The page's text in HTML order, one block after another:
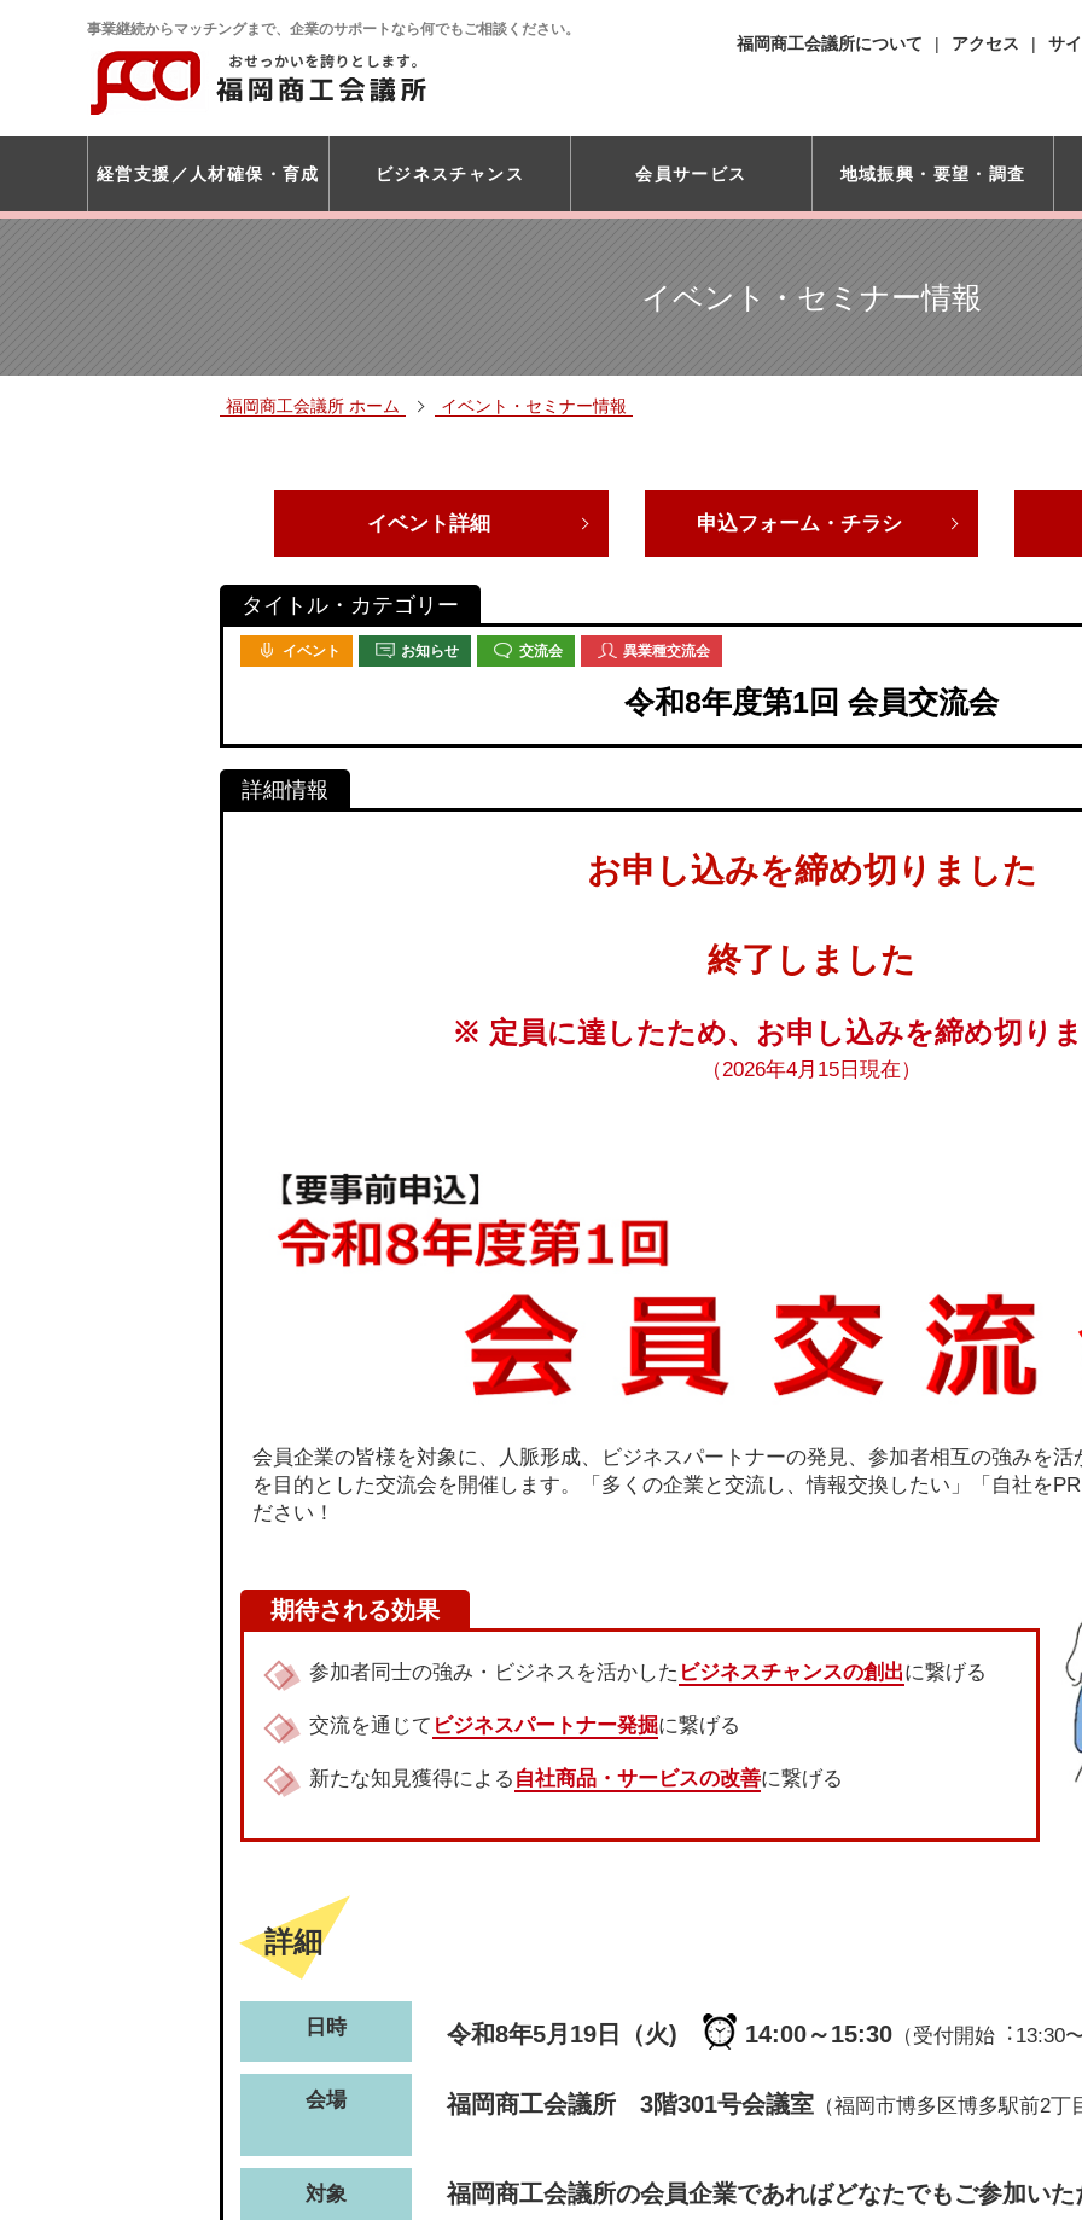
事業継続からマッチングまで、企業のサポートなら何でもご相談ください。
福岡商工会議所について アクセス サ
経営支援 人材確保・育成 ビジネスチャンス 会員サービス 地域振興・ 要望・調査
イベント・セミナー情報
福岡商工会議所 ホーム イベント・セミナー情報
イベント詳細 申込フォーム・チラシ
イベント お知らせ 交流会 異業種交流会
令和8年度第1回 会員交流会
お申し込みを締め切りました
終了しました
※ 定員に達したため、お申し込みを締め切り
（2026年4月15日現在）
会員企業の皆様を対象に、人脈形成、ビジネスパートナーの発見、参加者相互の強みを
を目的とした交流会を開催します。「多くの企業と交流し、情報交換したい」「自社を
ださい！
期待される効果
参加者同士の強み・ビジネスを活かした ビジネスチャンスの創出に繋げる
交流を通じて ビジネスパートナー発掘に繋げる
新たな知見獲得による 自社商品・サービスの改善に繋げる
詳細
日時 令和8年5月19日（火) 14:00～15:30（受付開始︓13:30
会場 福岡商工会議所 3階301号会議室（福岡市博多区博多駅前2
対象 福岡商工会議所の会員企業であればどなたでもご参加いた